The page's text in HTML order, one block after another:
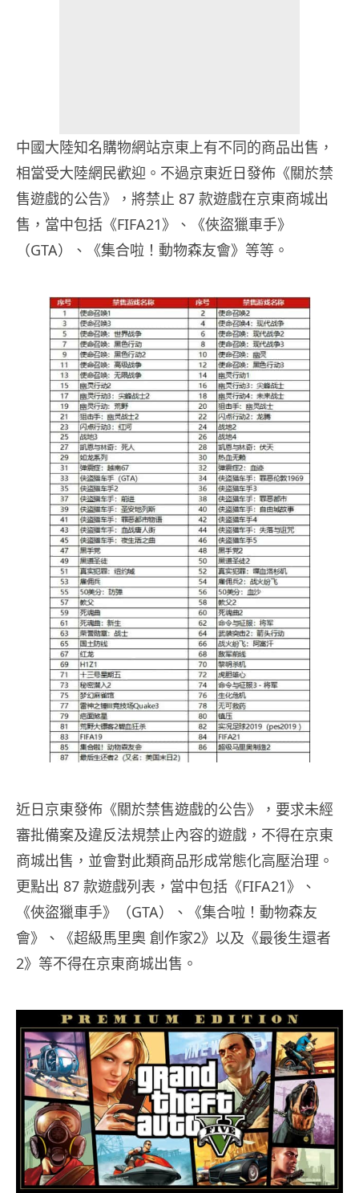
中國大陸知名購物網站京東上有不同的商品出售，
相當受大陸網民歡迎。不過京東近日發佈《關於禁
售遊戲的公告》，將禁止 87 款遊戲在京東商城出
售，當中包括《FIFA21》、《俠盜獵車手》
（GTA）、《集合啦！動物森友會》等等。
近日京東發佈《關於禁售遊戲的公告》，要求未經
審批備案及違反法規禁止內容的遊戲，不得在京東
商城出售，並會對此類商品形成常態化高壓治理。
更點出 87 款遊戲列表，當中包括《FIFA21》、
《俠盜獵車手》（GTA）、《集合啦！動物森友
會》、《超級馬里奧 創作家2》以及《最後生還者
2》等不得在京東商城出售。